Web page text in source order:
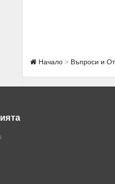
Начало Въпроси и